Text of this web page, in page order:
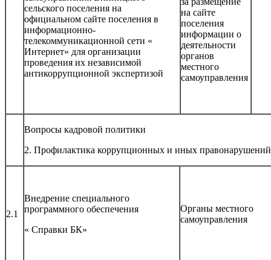
сельского поселения на
официальном сайте поселения в
информационно-
телекоммуникационной сети «
Интернет» для организации
проведения их независимой
антикоррупционной экспертизой
на сайте
поселения
информации о
деятельности
органов
местного
самоуправления
Вопросы кадровой политики
2. Профилактика коррупционных и иных правонарушений
2.1
Внедрение специального
программного обеспечения
« Справки БК»
Органы местного
самоуправления